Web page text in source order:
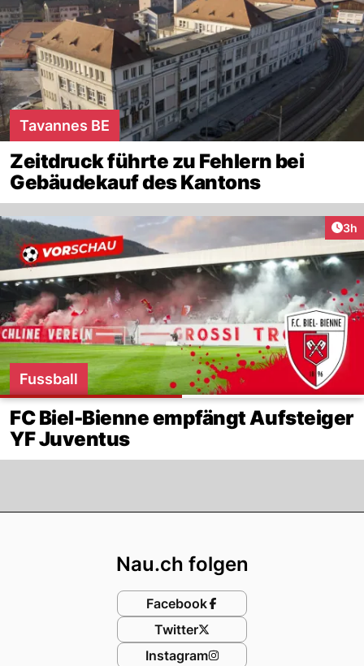
Tavannes BE
Zeitdruck führte zu Fehlern bei
Gebäudekauf des Kantons
3h
Fussball
FC Biel-Bienne empfängt Aufsteiger
YF Juventus
Nau.ch folgen
Facebook
Twitter
Instagram